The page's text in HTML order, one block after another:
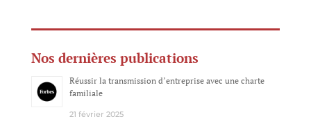
Nos dernières publications
Réussir la transmission d’entreprise avec une charte
familiale
21 février 2025